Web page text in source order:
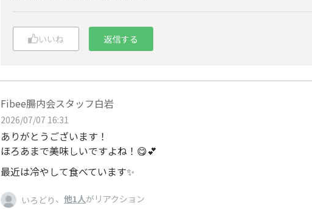
いいね 返信する
Fibee腸内会スタッフ白岩
2026/07/07 16:31
ありがとうございます！
ほろあまで美味しいですよね！😋💕
最近は冷やして食べています✨
いろどり 、 他1人がリアクション